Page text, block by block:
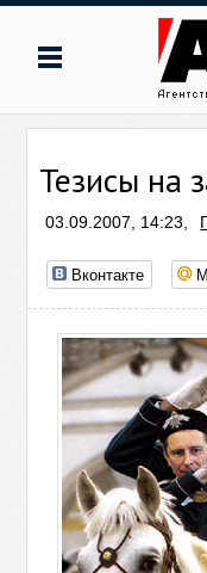
Тезисы на
03.09.2007, 14:23,
Вконтакте